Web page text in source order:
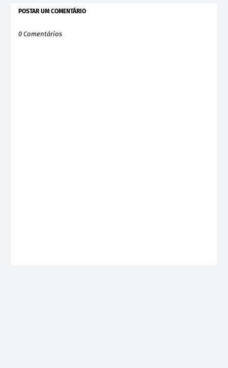
POSTAR UM COMENTÁRIO
0 Comentários